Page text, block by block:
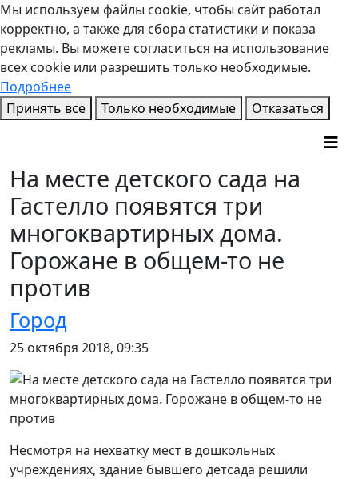
Мы используем файлы cookie, чтобы сайт работал
корректно, а также для сбора статистики и показа
рекламы. Вы можете согласиться на использование
всех cookie или разрешить только необходимые.
Подробнее
Принять все
Только необходимые Отказаться
На месте детского сада на
Гастелло появятся три
многоквартирных дома.
Горожане в общем-то не
против
Город
25 октября 2018, 09:35
Несмотря на нехватку мест в дошкольных
учреждениях, здание бывшего детсада решили